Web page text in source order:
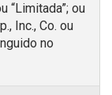
“Limitada”; ou
Inc., Co. ou
no